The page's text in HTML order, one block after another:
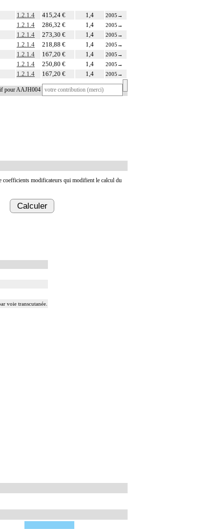
1.2.1.4 415,24 € 1,4 2005 →
1.2.1.4 286,32 € 1,4 2005 →
1.2.1.4 273,30 € 1,4 2005 →
1.2.1.4 218,88 € 1,4 2005 →
1.2.1.4 167,20 € 1,4 2005 →
1.2.1.4 250,80 € 1,4 2005 →
1.2.1.4 167,20 € 1,4 2005 →
pour AAJH004
coefficients modificateurs qui modifient le calcul du
Calculer
voie transcutanée.